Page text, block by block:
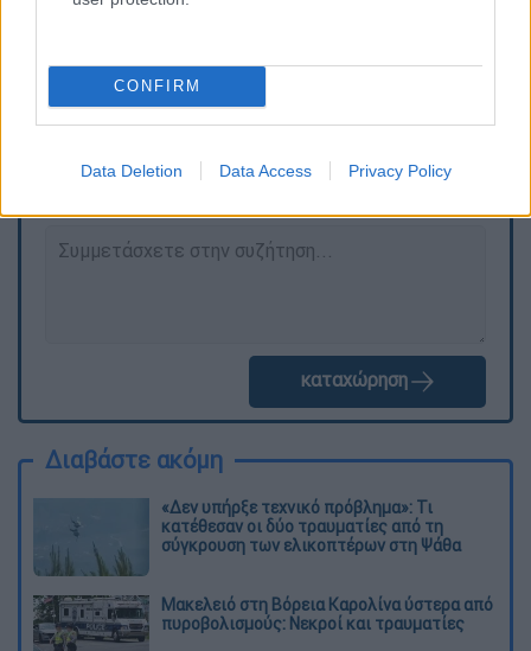
CONFIRM
Data Deletion Data Access Privacy Policy
Τα σχολιά σας δημοσιεύονται άμεσα με δική σας ευθύνη. Το
καταχώρηση
Διαβάστε ακόμη
«Δεν υπήρξε τεχνικό πρόβλημα»: Τι
κατέθεσαν οι δύο τραυματίες από τη
σύγκρουση των ελικοπτέρων στη Ψάθα
Μακελειό στη Βόρεια Καρολίνα ύστερα από
πυροβολισμούς: Νεκροί και τραυματίες